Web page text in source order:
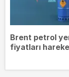
Brent petrol
fiyatları